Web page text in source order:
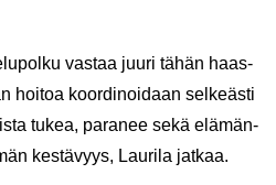
vas­taa juuri tähän haas­
hoi­toa koor­di­noi­daan sel­keäs­ti
tukea, pa­ra­nee sekä elä­män­
kes­tä­vyys, Lau­ri­la jat­kaa.